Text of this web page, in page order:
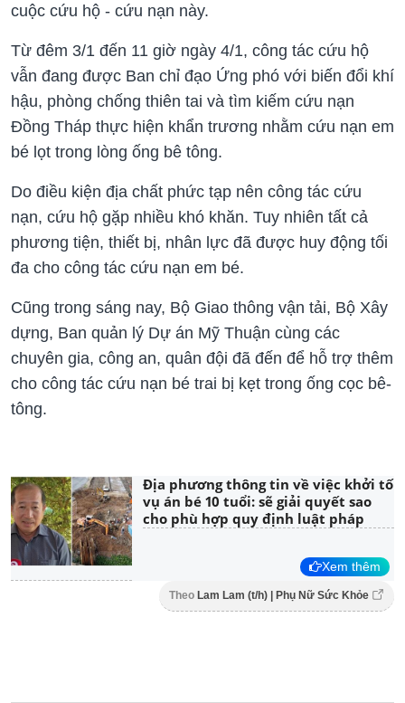
cuộc cứu hộ - cứu nạn này.
Từ đêm 3/1 đến 11 giờ ngày 4/1, công tác cứu hộ
vẫn đang được Ban chỉ đạo Ứng phó với biến đổi khí
hậu, phòng chống thiên tai và tìm kiếm cứu nạn
Đồng Tháp thực hiện khẩn trương nhằm cứu nạn em
bé lọt trong lòng ống bê tông.
Do điều kiện địa chất phức tạp nên công tác cứu
nạn, cứu hộ gặp nhiều khó khăn. Tuy nhiên tất cả
phương tiện, thiết bị, nhân lực đã được huy động tối
đa cho công tác cứu nạn em bé.
Cũng trong sáng nay, Bộ Giao thông vận tải, Bộ Xây
dựng, Ban quản lý Dự án Mỹ Thuận cùng các
chuyên gia, công an, quân đội đã đến để hỗ trợ thêm
cho công tác cứu nạn bé trai bị kẹt trong ống cọc bê-
tông.
Địa phương thông tin về việc khởi tố
vụ án bé 10 tuổi: sẽ giải quyết sao
cho phù hợp quy định luật pháp
Xem thêm
Theo Lam Lam (t/h) | Phụ Nữ Sức Khỏe